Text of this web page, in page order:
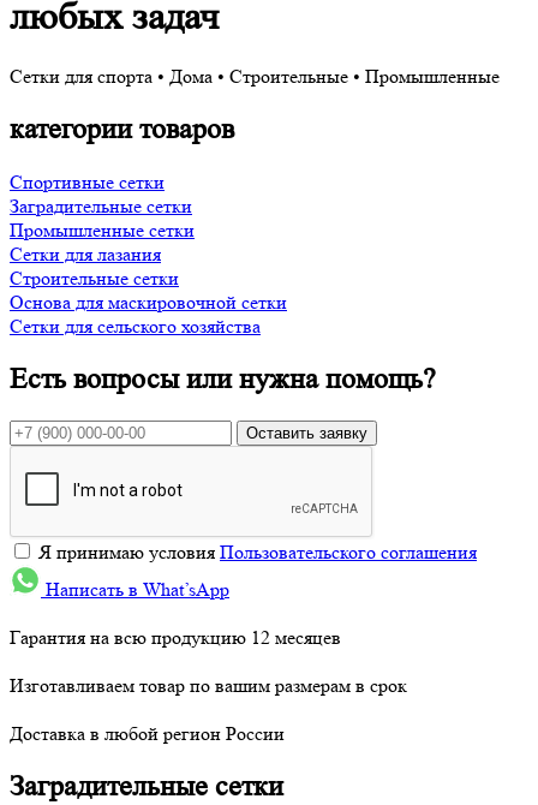
любых задач
Сетки для спорта • Дома • Строительные • Промышленные
категории товаров
Спортивные сетки
Заградительные сетки
Промышленные сетки
Сетки для лазания
Строительные сетки
Основа для маскировочной сетки
Сетки для сельского хозяйства
Есть вопросы или нужна помощь?
Я принимаю условия Пользовательского соглашения
Написать в What’sApp
Гарантия на всю продукцию 12 месяцев
Изготавливаем товар по вашим размерам в срок
Доставка в любой регион России
Заградительные сетки